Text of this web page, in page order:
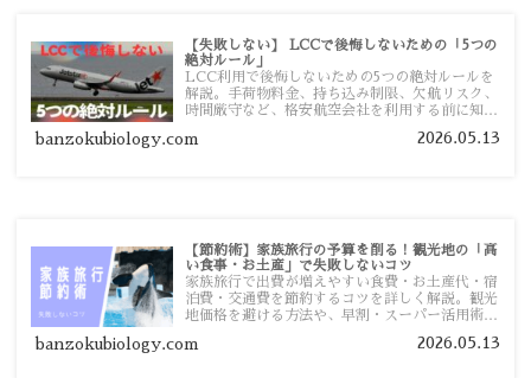
【失敗しない】 LCCで後悔しないための「5つの
絶対ルール」
LCC利用で後悔しないための5つの絶対ルールを
解説。手荷物料金、持ち込み制限、欠航リスク、
時間厳守など、格安航空会社を利用する前に知っ
す。
banzokubiology.com 2026.05.13
【節約術】家族旅行の予算を削る！観光地の「高
い食事・お土産」で失敗しないコツ
家族旅行で出費が増えやすい食費・お土産代・宿
泊費・交通費を節約するコツを詳しく解説。観光
地価格を避ける方法や、早割・スーパー活用術、
banzokubiology.com 2026.05.13